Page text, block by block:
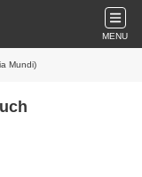
MENU
Mundi)